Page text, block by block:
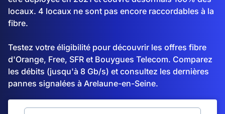
locaux. 4 locaux ne sont pas encore raccordables à la
fibre.
Testez votre éligibilité pour découvrir les offres fibre
d'Orange, Free, SFR et Bouygues Telecom. Comparez
les débits (jusqu'à 8 Gb/s) et consultez les dernières
pannes signalées à Arelaune-en-Seine.